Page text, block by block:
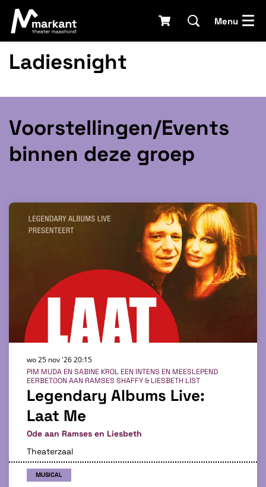
Menu
Ladiesnight
Voorstellingen/Events
binnen deze groep
Legendary Albums Live:
Laat Me
Ode aan Ramses en Liesbeth
PIM MUDA EN SABINE KROL EEN INTENS EN MEESLEPEND
EERBETOON AAN RAMSES SHAFFY & LIESBETH LIST
wo 25 nov '2620:15
Theaterzaal
MUSICAL